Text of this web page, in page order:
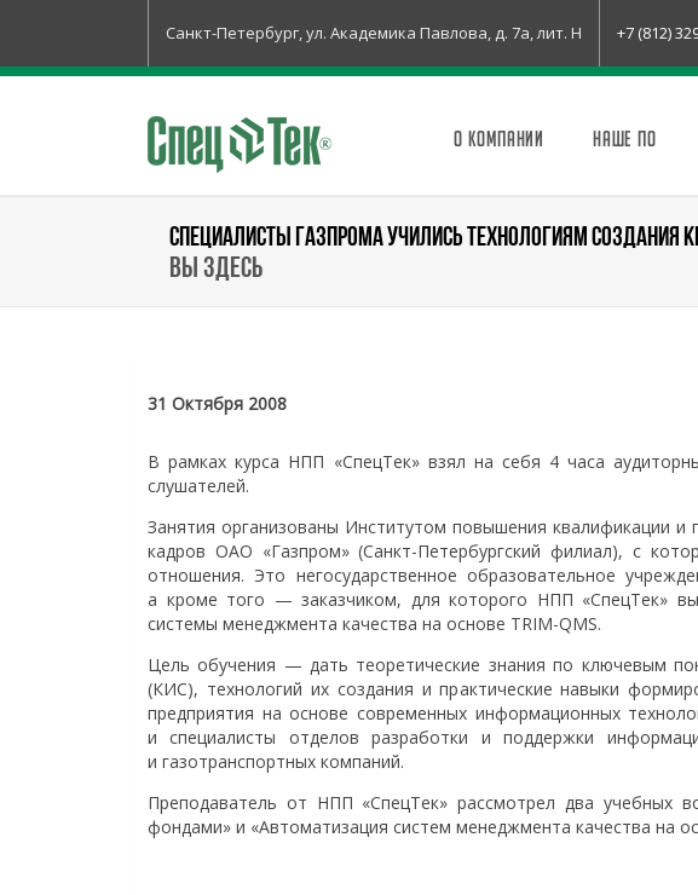
Санкт-Петербург, ул. Академика Павлова, д. 7а, лит. Н +7 (812)
О КОМПАНИИ НАШЕ ПО
СПЕЦИАЛИСТЫ ГАЗПРОМА УЧИЛИСЬ ТЕХНОЛОГИЯМ СОЗДАНИЯ
Вы здесь
31 Октября 2008
В рамках курса НПП «СпецТек» взял на себя 4 часа
слушателей.
Занятия организованы Институтом повышения квалификации и
кадров ОАО «Газпром» (Санкт-Петербургский филиал), с
отношения. Это негосударственное образовательное
а кроме того — заказчиком, для которого НПП «СпецТек»
системы менеджмента качества на основе TRIM-QMS.
Цель обучения — дать теоретические знания по ключевым
(КИС), технологий их создания и практические навыки
предприятия на основе современных информационных
и специалисты отделов разработки и поддержки
и газотранспортных компаний.
Преподаватель от НПП «СпецТек» рассмотрел два учебных
фондами» и «Автоматизация систем менеджмента качества на